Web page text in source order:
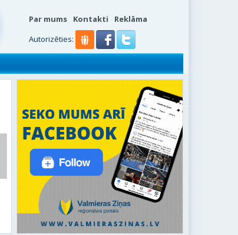
Par mums Kontakti
Reklāma
Autorizēties: